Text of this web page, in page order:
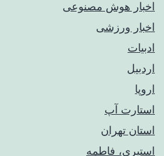
اخبار هوش مصنوعی
اخبار ورزشی
ادبیات
اردبیل
اروپا
استارت آپ
استان تهران
استیری، فاطمه